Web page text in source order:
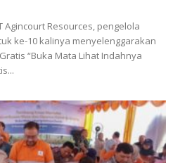
Agincourt Resources, pengelola
ke-10 kalinya menyelenggarakan
“Buka Mata Lihat Indahnya